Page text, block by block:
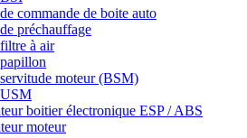
commande de boite auto
préchauffage
à air
moteur (BSM)
boitier électronique ESP / ABS
moteur